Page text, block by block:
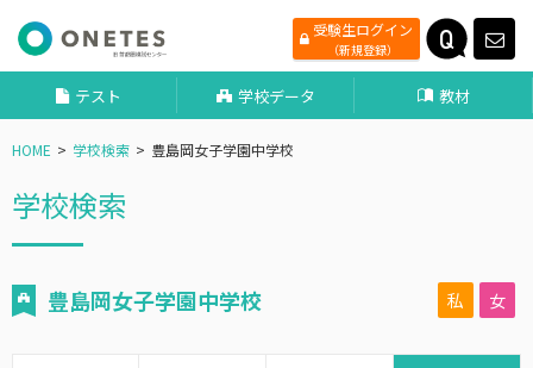
受験生ログイン
（新規登録）
テスト 学校データ 教材
HOME 学校検索 豊島岡女子学園中学校
学校検索
豊島岡女子学園中学校 私 女